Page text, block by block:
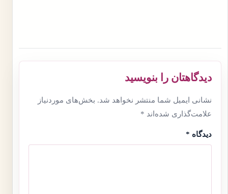
دیدگاهتان را بنویسید
نشانی ایمیل شما منتشر نخواهد شد. بخش‌های موردنیاز
علامت‌گذاری شده‌اند *
دیدگاه *